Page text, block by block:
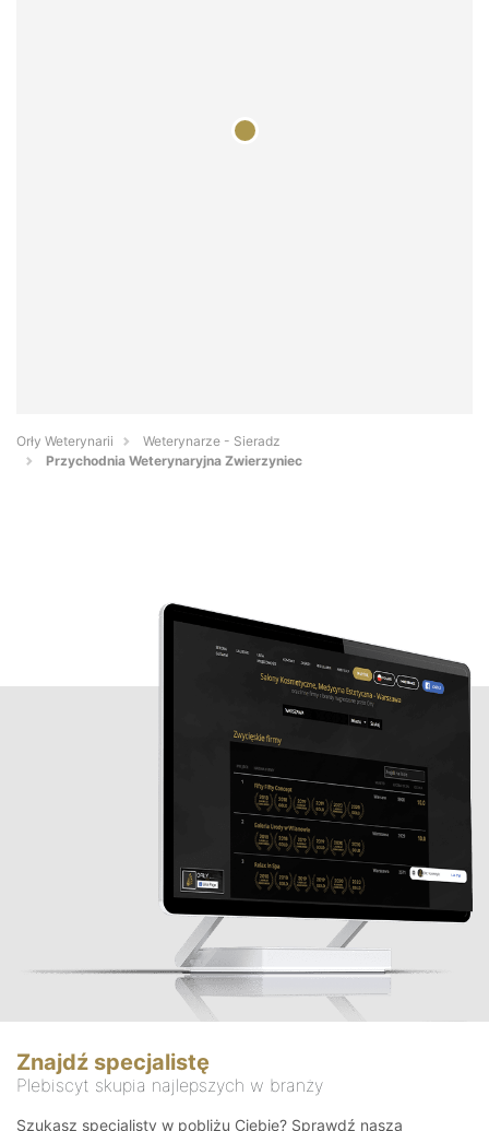
Orły Weterynarii
Weterynarze - Sieradz
Przychodnia Weterynaryjna Zwierzyniec
Znajdź specjalistę
Plebiscyt skupia najlepszych w branży
Szukasz specjalisty w pobliżu Ciebie? Sprawdź naszą